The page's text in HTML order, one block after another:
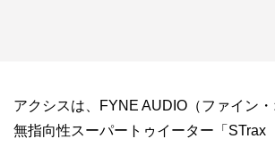
アクシスは、FYNE AUDIO（ファイン
無指向性スーパートゥイーター「STrax